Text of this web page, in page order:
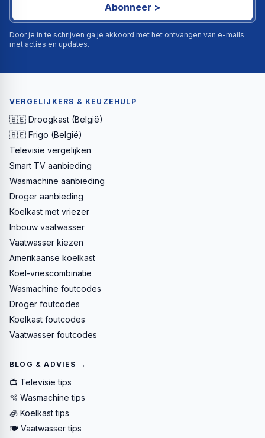
Abonneer >
Door je in te schrijven ga je akkoord met het ontvangen van e-mails
met acties en updates.
VERGELIJKERS & KEUZEHULP
🇧🇪 Droogkast (België)
🇧🇪 Frigo (België)
Televisie vergelijken
Smart TV aanbieding
Wasmachine aanbieding
Droger aanbieding
Koelkast met vriezer
Inbouw vaatwasser
Vaatwasser kiezen
Amerikaanse koelkast
Koel-vriescombinatie
Wasmachine foutcodes
Droger foutcodes
Koelkast foutcodes
Vaatwasser foutcodes
BLOG & ADVIES →
📺 Televisie tips
🫧 Wasmachine tips
🧊 Koelkast tips
🍽️ Vaatwasser tips